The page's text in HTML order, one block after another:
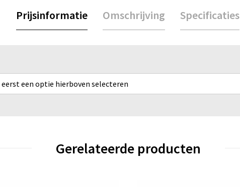
Prijsinformatie Omschrijving Specificaties
een optie hierboven selecteren
Gerelateerde producten